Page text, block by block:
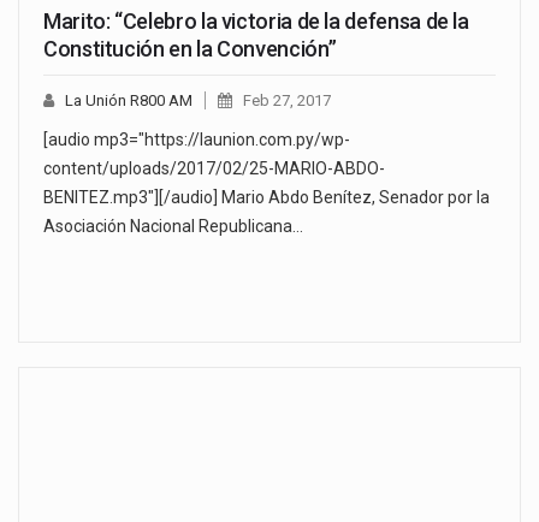
Marito: “Celebro la victoria de la defensa de la
Constitución en la Convención”
La Unión R800 AM Feb 27, 2017
[audio mp3="https://launion.com.py/wp-
content/uploads/2017/02/25-MARIO-ABDO-
BENITEZ.mp3"][/audio] Mario Abdo Benítez, Senador por la
Asociación Nacional Republicana…